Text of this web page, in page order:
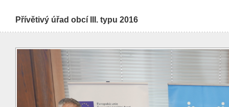
Přívětivý úřad obcí III. typu 2016